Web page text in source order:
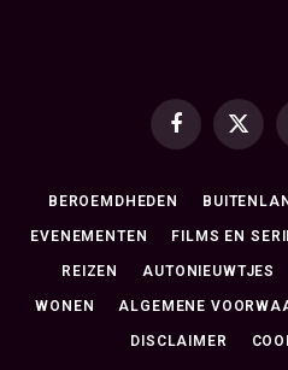
Facebook
X
BEROEMDHEDEN
EVENEMENTEN FILMS EN
REIZEN AUTONIEUWTJES
WONEN ALGEMENE
DISCLAIMER